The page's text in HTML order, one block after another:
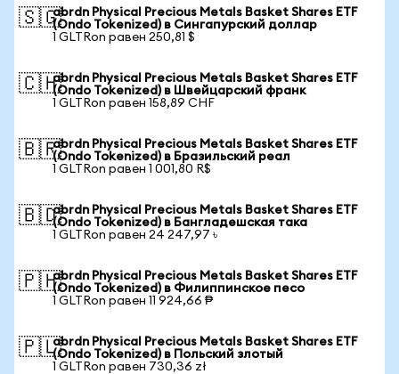
🇸🇬abrdn Physical Precious Metals Basket Shares ETF
(Ondo Tokenized) в Сингапурский доллар
1 GLTRon равен 250,81 $
🇨🇭abrdn Physical Precious Metals Basket Shares ETF
(Ondo Tokenized) в Швейцарский франк
1 GLTRon равен 158,89 CHF
🇧🇷abrdn Physical Precious Metals Basket Shares ETF
(Ondo Tokenized) в Бразильский реал
1 GLTRon равен 1 001,80 R$
🇧🇩abrdn Physical Precious Metals Basket Shares ETF
(Ondo Tokenized) в Бангладешская така
1 GLTRon равен 24 247,97 ৳
🇵🇭abrdn Physical Precious Metals Basket Shares ETF
(Ondo Tokenized) в Филиппинское песо
1 GLTRon равен 11 924,66 ₱
🇵🇱abrdn Physical Precious Metals Basket Shares ETF
(Ondo Tokenized) в Польский злотый
1 GLTRon равен 730,36 zł